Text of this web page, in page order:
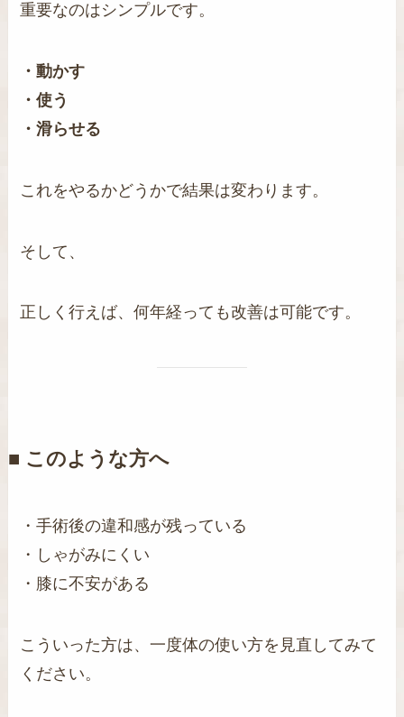
重要なのはシンプルです。
・動かす
・使う
・滑らせる
これをやるかどうかで結果は変わります。
そして、
正しく行えば、何年経っても改善は可能です。
■ このような方へ
・手術後の違和感が残っている
・しゃがみにくい
・膝に不安がある
こういった方は、一度体の使い方を見直してみて
ください。